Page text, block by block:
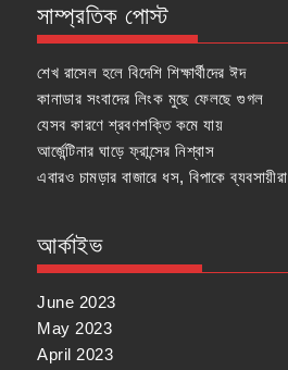
সাম্প্রতিক পোস্ট
শেখ রাসেল হলে বিদেশি শিক্ষার্থীদের ঈদ
কানাডার সংবাদের লিংক মুছে ফেলছে গুগল
যেসব কারণে শ্রবণশক্তি কমে যায়
আর্জেন্টিনার ঘাড়ে ফ্রান্সের নিশ্বাস
এবারও চামড়ার বাজারে ধস, বিপাকে ব্যবসায়ীরা
আর্কাইভ
June 2023
May 2023
April 2023